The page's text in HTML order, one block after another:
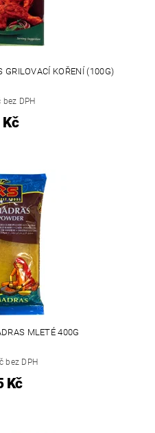
GRILOVACÍ KOŘENÍ (100G)
bez DPH
MLETÉ 400G
bez DPH
Kč